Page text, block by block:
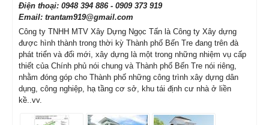
Điện thoại: 0948 394 886 - 0909 373 919
Email: trantam919@gmail.com
Công ty TNHH MTV Xây Dựng Ngọc Tấn là Công ty Xây dựng
được hình thành trong thời kỳ Thành phố Bến Tre đang trên đà
phát triển và đổi mới, xây dựng là một trong những nhiệm vụ cấp
thiết của Chính phủ nói chung và Thành phố Bến Tre nói riêng,
nhằm đóng góp cho Thành phố những công trình xây dựng dân
dụng, công nghiệp, hạ tầng cơ sở, khu tái định cư nhà ở liền
kề..vv.